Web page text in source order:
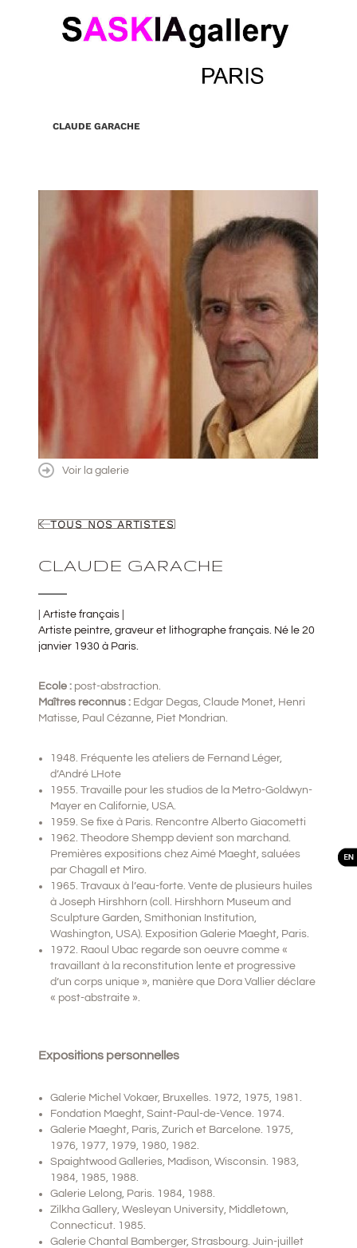
CLAUDE GARACHE
Voir la galerie
TOUS NOS ARTISTES
CLAUDE GARACHE
| Artiste français |
Artiste peintre, graveur et lithographe français. Né le 20
janvier 1930 à Paris.
Ecole : post-abstraction.
Maîtres reconnus : Edgar Degas, Claude Monet, Henri
Matisse, Paul Cézanne, Piet Mondrian.
1948. Fréquente les ateliers de Fernand Léger,
d’André LHote
1955. Travaille pour les studios de la Metro-Goldwyn-
Mayer en Californie, USA.
1959. Se fixe à Paris. Rencontre Alberto Giacometti
1962. Theodore Shempp devient son marchand.
Premières expositions chez Aimé Maeght, saluées
par Chagall et Miro.
1965. Travaux à l’eau-forte. Vente de plusieurs huiles
à Joseph Hirshhorn (coll. Hirshhorn Museum and
Sculpture Garden, Smithonian Institution,
Washington, USA). Exposition Galerie Maeght, Paris.
1972. Raoul Ubac regarde son oeuvre comme «
travaillant à la reconstitution lente et progressive
d’un corps unique », manière que Dora Vallier déclare
« post-abstraite ».
Expositions personnelles
Galerie Michel Vokaer, Bruxelles. 1972, 1975, 1981.
Fondation Maeght, Saint-Paul-de-Vence. 1974.
Galerie Maeght, Paris, Zurich et Barcelone. 1975,
1976, 1977, 1979, 1980, 1982.
Spaightwood Galleries, Madison, Wisconsin. 1983,
1984, 1985, 1988.
Galerie Lelong, Paris. 1984, 1988.
Zilkha Gallery, Wesleyan University, Middletown,
Connecticut. 1985.
Galerie Chantal Bamberger, Strasbourg. Juin-juillet